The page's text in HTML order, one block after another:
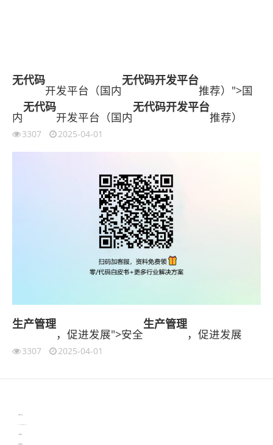
无代码
开发平台（国内
无代码开发平台
推荐）">国
内
无代码
开发平台（国内
无代码开发平台
推荐）
3307 2025-04-01
生产管理
，促进发展">安全
生产管理
，促进发展
3307 2025-04-01